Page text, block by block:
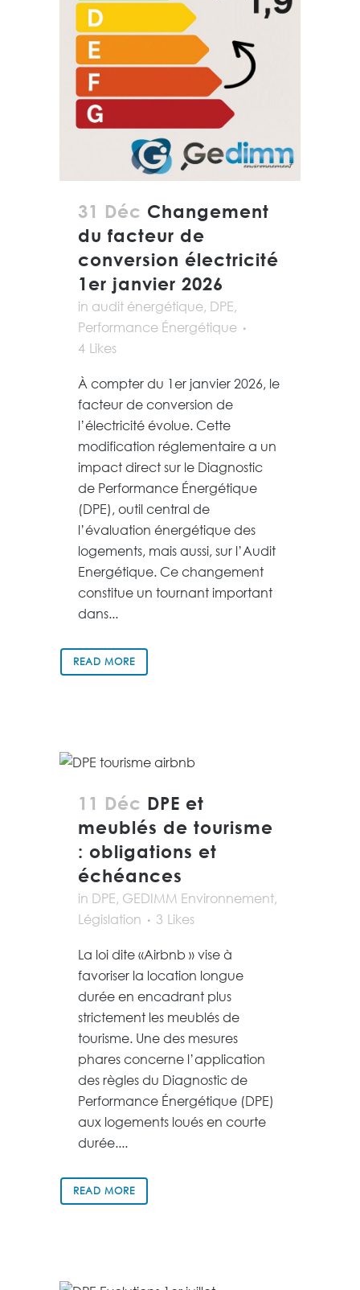
31 Déc Changement
du facteur de
conversion électricité
1er janvier 2026
in audit énergétique, DPE,
Performance Énergétique
4 Likes
À compter du 1er janvier 2026, le
facteur de conversion de
l’électricité évolue. Cette
modification réglementaire a un
impact direct sur le Diagnostic
de Performance Énergétique
(DPE), outil central de
l’évaluation énergétique des
logements, mais aussi, sur l’Audit
Energétique. Ce changement
constitue un tournant important
dans...
READ MORE
11 Déc DPE et
meublés de tourisme
: obligations et
échéances
in DPE, GEDIMM Environnement,
Législation
3 Likes
La loi dite «Airbnb » vise à
favoriser la location longue
durée en encadrant plus
strictement les meublés de
tourisme. Une des mesures
phares concerne l’application
des règles du Diagnostic de
Performance Énergétique (DPE)
aux logements loués en courte
durée....
READ MORE